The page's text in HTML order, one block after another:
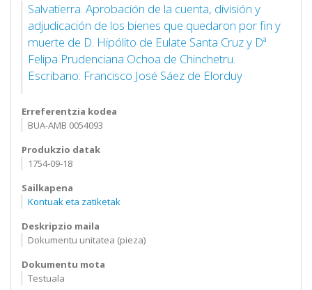
Salvatierra. Aprobación de la cuenta, división y
adjudicación de los bienes que quedaron por fin y
muerte de D. Hipólito de Eulate Santa Cruz y Dª
Felipa Prudenciana Ochoa de Chinchetru.
Escribano: Francisco José Sáez de Elorduy
Erreferentzia kodea
BUA-AMB 0054093
Produkzio datak
1754-09-18
Sailkapena
Kontuak eta zatiketak
Deskripzio maila
Dokumentu unitatea (pieza)
Dokumentu mota
Testuala